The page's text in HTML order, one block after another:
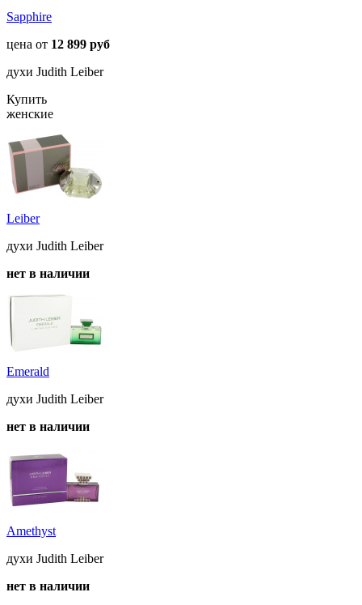
Sapphire
цена от 12 899 руб
духи Judith Leiber
Купить
женские
Leiber
духи Judith Leiber
нет в наличии
Emerald
духи Judith Leiber
нет в наличии
Amethyst
духи Judith Leiber
нет в наличии